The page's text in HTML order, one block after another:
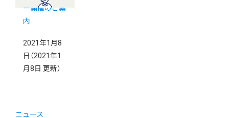
ー開催のご案
内
2021年1月8
日 （2021年1
月8日 更新）
ニュース